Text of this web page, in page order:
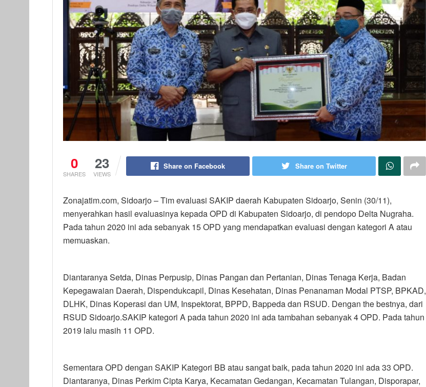
0
SHARES
23
VIEWS
Share on Facebook Share on Twitter
Zonajatim.com, Sidoarjo – Tim evaluasi SAKIP daerah Kabupaten Sidoarjo, Senin (30/11),
menyerahkan hasil evaluasinya kepada OPD di Kabupaten Sidoarjo, di pendopo Delta Nugraha.
Pada tahun 2020 ini ada sebanyak 15 OPD yang mendapatkan evaluasi dengan kategori A atau
memuaskan.
Diantaranya Setda, Dinas Perpusip, Dinas Pangan dan Pertanian, Dinas Tenaga Kerja, Badan
Kepegawaian Daerah, Dispendukcapil, Dinas Kesehatan, Dinas Penanaman Modal PTSP, BPKAD,
DLHK, Dinas Koperasi dan UM, Inspektorat, BPPD, Bappeda dan RSUD. Dengan the bestnya, dari
RSUD Sidoarjo.SAKIP kategori A pada tahun 2020 ini ada tambahan sebanyak 4 OPD. Pada tahun
2019 lalu masih 11 OPD.
Sementara OPD dengan SAKIP Kategori BB atau sangat baik, pada tahun 2020 ini ada 33 OPD.
Diantaranya, Dinas Perkim Cipta Karya, Kecamatan Gedangan, Kecamatan Tulangan, Disporapar,